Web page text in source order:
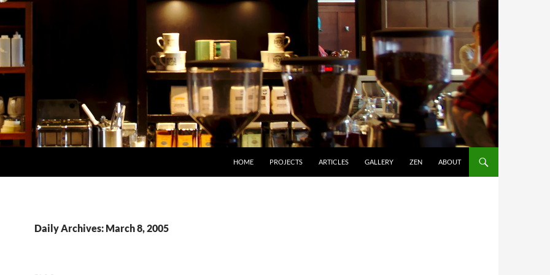
HOME PROJECTS ARTICLES GALLERY ZEN ABOUT
Daily Archives: March 8, 2005